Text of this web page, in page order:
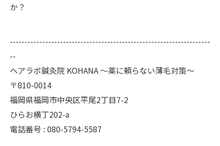
か？
--------------------------------------------------------------------
--
ヘアラボ鍼灸院 KOHANA 〜薬に頼らない薄毛対策〜
〒810-0014
福岡県福岡市中央区平尾2丁目7-2
ひらお横丁202-a
電話番号 : 080-5794-5587